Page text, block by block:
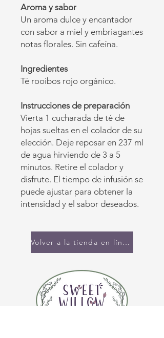
Aroma y sabor
Un aroma dulce y encantador
con sabor a miel y embriagantes
notas florales. Sin cafeína.
Ingredientes
Té rooibos rojo orgánico.
Instrucciones de preparación
Vierta 1 cucharada de té de
hojas sueltas en el colador de su
elección. Deje reposar en 237 ml
de agua hirviendo de 3 a 5
minutos. Retire el colador y
disfrute. El tiempo de infusión se
puede ajustar para obtener la
intensidad y el sabor deseados.
Volver a la tienda en línea